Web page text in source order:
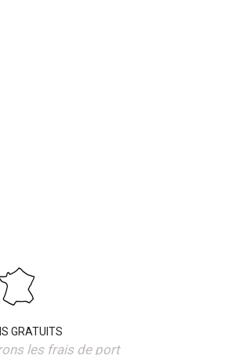
GRATUITS
les frais de port